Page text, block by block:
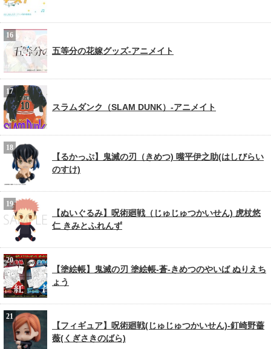
五等分の花嫁グッズ-アニメイト
スラムダンク（SLAM DUNK）-アニメイト
【るかっぷ】鬼滅の刃（きめつ) 嘴平伊之助(はしびらい
のすけ)
【ぬいぐるみ】呪術廻戦（じゅじゅつかいせん) 虎杖悠
仁 きみとふれんず
【塗絵帳】鬼滅の刃 塗絵帳-蒼-きめつのやいば ぬりえち
ょう
【フィギュア】呪術廻戦(じゅじゅつかいせん)-釘崎野薔
薇(くぎさきのばら)